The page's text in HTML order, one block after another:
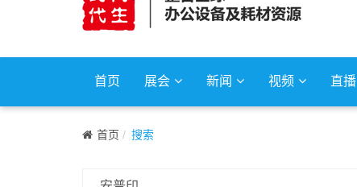
首页 展会 新闻 视频 直播
首页 搜索